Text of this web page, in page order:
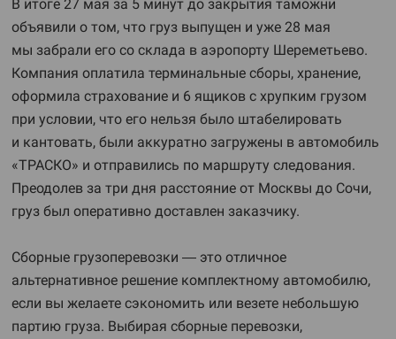
В итоге 27 мая за 5 минут до закрытия таможни
объявили о том, что груз выпущен и уже 28 мая
мы забрали его со склада в аэропорту Шереметьево.
Компания оплатила терминальные сборы, хранение,
оформила страхование и 6 ящиков с хрупким грузом
при условии, что его нельзя было штабелировать
и кантовать, были аккуратно загружены в автомобиль
«ТРАСКО» и отправились по маршруту следования.
Преодолев за три дня расстояние от Москвы до Сочи,
груз был оперативно доставлен заказчику.
Сборные грузоперевозки — это отличное
альтернативное решение комплектному автомобилю,
если вы желаете сэкономить или везете небольшую
партию груза. Выбирая сборные перевозки,